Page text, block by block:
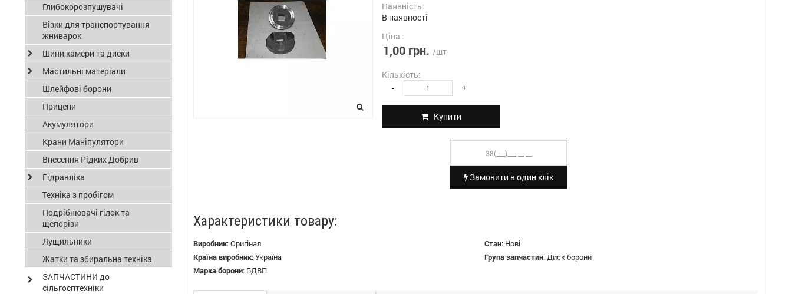
Наявність:
В наявності
Ціна :
1,00 грн. /шт
Кількість:
- +
Купити
Замовити в один клік
Характеристики товару:
Виробник:Оригінал Стан: Нові
Країна виробник:Україна Група запчастин:Диск борони
Марка борони: БДВП
Глибокорозпушувачі
Візки для транспортування
жниварок
Шини,камери та диски
Мастильні матеріали
Шлейфові борони
Прицепи
Акумулятори
Крани Маніпулятори
Внесення Рідких Добрив
Гідравліка
Техніка з пробігом
Подрібнювачі гілок та
щепорізи
Лущильники
Жатки та збиральна техніка
ЗАПЧАСТИНИ до
сільгосптехніки